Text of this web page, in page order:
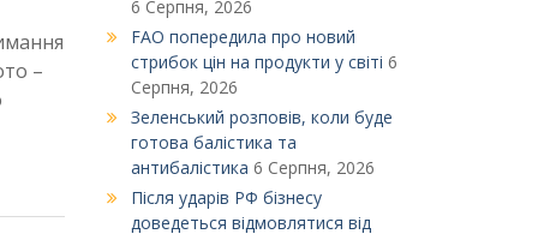
–
6 Серпня, 2026
FAO попередила про новий
стрибок цін на продукти у світі 6
Серпня, 2026
Зеленський розповів, коли буде
готова балістика та
антибалістика 6 Серпня, 2026
Після ударів РФ бізнесу
доведеться відмовлятися від